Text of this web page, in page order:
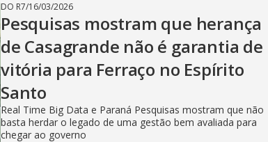
DO R7/16/03/2026
Pesquisas mostram que herança
de Casagrande não é garantia de
vitória para Ferraço no Espírito
Santo
Real Time Big Data e Paraná Pesquisas mostram que não
basta herdar o legado de uma gestão bem avaliada para
chegar ao governo